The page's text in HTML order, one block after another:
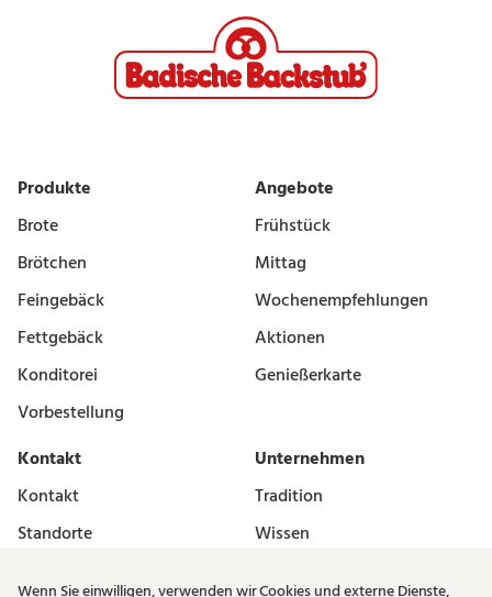
Produkte
Brote
Brötchen
Feingebäck
Fettgebäck
Konditorei
Vorbestellung
Angebote
Frühstück
Mittag
Wochenempfehlungen
Aktionen
Genießerkarte
Kontakt
Kontakt
Standorte
Unternehmen
Tradition
Wissen